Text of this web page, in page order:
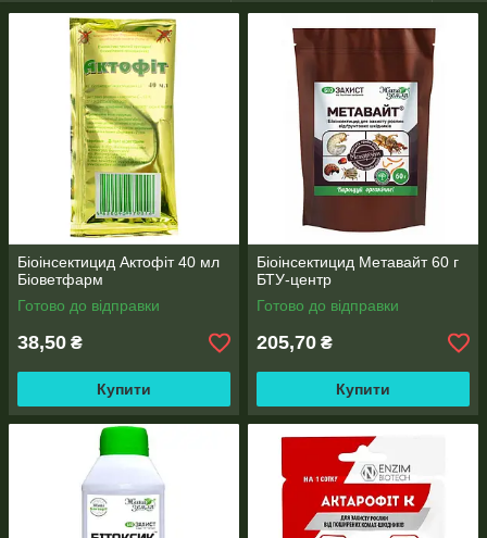
Біоінсектицид Актофіт 40 мл
Біоветфарм
Готово до відправки
38,50 ₴
Купити
Біоінсектицид Метавайт 60 г
БТУ-центр
Готово до відправки
205,70 ₴
Купити